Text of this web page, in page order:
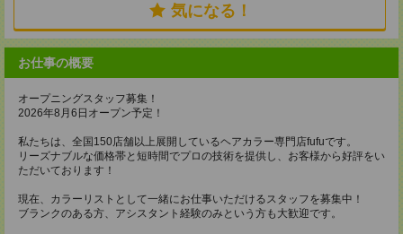
気になる！
お仕事の概要
オープニングスタッフ募集！
2026年8月6日オープン予定！
私たちは、全国150店舗以上展開しているヘアカラー専門店fufuです。
リーズナブルな価格帯と短時間でプロの技術を提供し、お客様から好評をい
ただいております！
現在、カラーリストとして一緒にお仕事いただけるスタッフを募集中！
ブランクのある方、アシスタント経験のみという方も大歓迎です。